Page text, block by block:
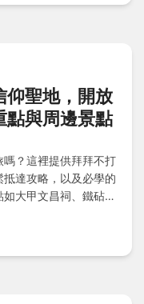
仰聖地，開放
點與周邊景點
？這裡提供拜拜不打
達攻略，以及必學的
大甲文昌祠、鐵砧山
加上注意事項和常見